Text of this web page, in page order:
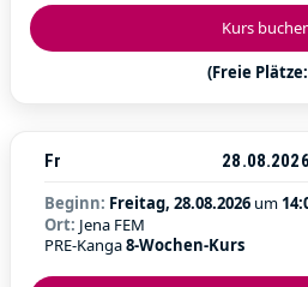
Kurs
(Freie
Fr 28.08.2026
Beginn: Freitag, 28.08.2026 um
Ort: Jena FEM
PRE-Kanga8-Wochen-Kurs